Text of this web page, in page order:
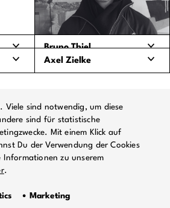
Bruno Thiel
Booking lokal, Produktion
bruno@oha-music.com
Axel Zielke
Records
axel.zielke@oha-music.com
Viele sind notwendig, um diese
sind für statistische
Mit einem Klick auf
Du der Verwendung der Cookies
Informationen zu unserem
.
• Marketing